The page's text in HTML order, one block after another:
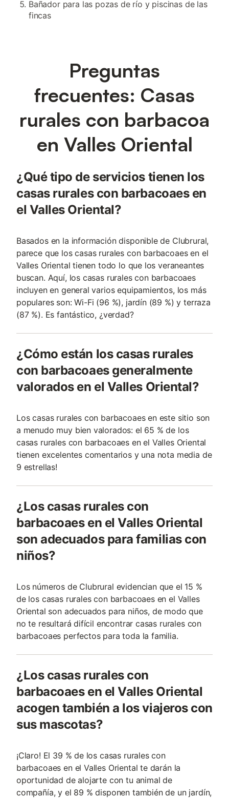
Bañador para las pozas de río y piscinas de las
fincas
Preguntas
frecuentes: Casas
rurales con barbacoa
en Valles Oriental
¿Qué tipo de servicios tienen los
casas rurales con barbacoaes en
el Valles Oriental?
Basados en la información disponible de Clubrural,
parece que los casas rurales con barbacoaes en el
Valles Oriental tienen todo lo que los veraneantes
buscan. Aquí, los casas rurales con barbacoaes
incluyen en general varios equipamientos, los más
populares son: Wi-Fi (96 %), jardín (89 %) y terraza
(87 %). Es fantástico, ¿verdad?
¿Cómo están los casas rurales
con barbacoaes generalmente
valorados en el Valles Oriental?
Los casas rurales con barbacoaes en este sitio son
a menudo muy bien valorados: el 65 % de los
casas rurales con barbacoaes en el Valles Oriental
tienen excelentes comentarios y una nota media de
9 estrellas!
¿Los casas rurales con
barbacoaes en el Valles Oriental
son adecuados para familias con
niños?
Los números de Clubrural evidencian que el 15 %
de los casas rurales con barbacoaes en el Valles
Oriental son adecuados para niños, de modo que
no te resultará difícil encontrar casas rurales con
barbacoaes perfectos para toda la familia.
¿Los casas rurales con
barbacoaes en el Valles Oriental
acogen también a los viajeros con
sus mascotas?
¡Claro! El 39 % de los casas rurales con
barbacoaes en el Valles Oriental te darán la
oportunidad de alojarte con tu animal de
compañía, y el 89 % disponen también de un jardín,